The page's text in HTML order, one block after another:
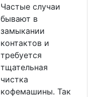
Частые случаи
бывают в
замыкании
контактов и
требуется
тщательная
чистка
кофемашины. Так